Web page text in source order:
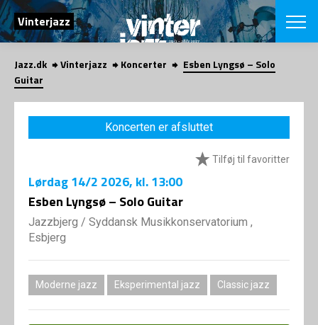
SØG
Vinterjazz
English
VÆLG
VINTERJAZZ
Temaer
LOCATIONS
Kontakt
SHOP
Jazz.dk Vinterjazz Koncerter
Esben Lyngsø – Solo
Guitar
Koncerten er afsluttet
Tilføj til favoritter
Lørdag14/2 2026, kl. 13:00
Esben Lyngsø – Solo Guitar
Jazzbjerg / Syddansk Musikkonservatorium ,
Esbjerg
Moderne jazz Eksperimental jazz Classic jazz